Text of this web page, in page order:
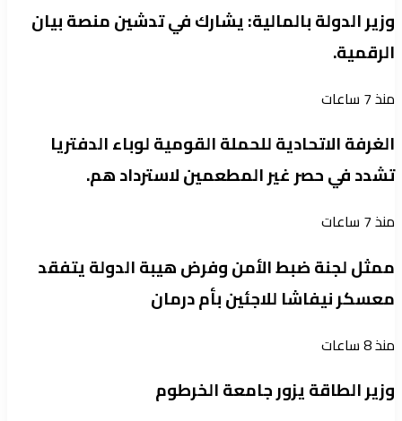
وزير الدولة بالمالية: يشارك في تدشين منصة بيان
الرقمية.
منذ 7 ساعات
الغرفة الاتحادية للحملة القومية لوباء الدفتريا
تشدد في حصر غير المطعمين لاسترداد هم.
منذ 7 ساعات
ممثل لجنة ضبط الأمن وفرض هيبة الدولة يتفقد
معسكر نيفاشا للاجئين بأم درمان
منذ 8 ساعات
وزير الطاقة يزور جامعة الخرطوم